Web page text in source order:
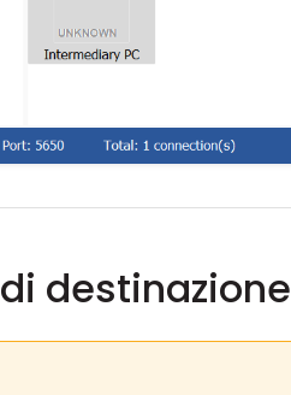
destinazione